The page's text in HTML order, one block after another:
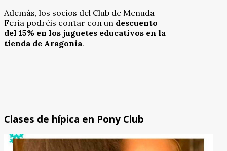
Además, los socios del Club de Menuda
Feria podréis contar con un descuento
del 15% en los juguetes educativos en la
tienda de Aragonia.
Clases de hípica en Pony Club